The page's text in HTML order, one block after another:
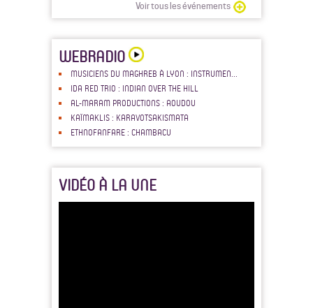
Voir tous les événements
WEBRADIO
MUSICIENS DU MAGHREB À LYON : INSTRUMEN...
IDA RED TRIO : INDIAN OVER THE HILL
AL-MARAM PRODUCTIONS : AOUDOU
KAÏMAKLIS : KARAVOTSAKISMATA
ETHNOFANFARE : CHAMBACU
VIDÉO À LA UNE